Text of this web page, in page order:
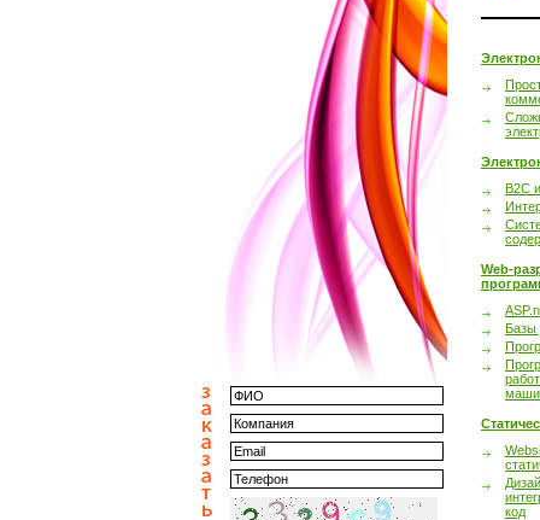
B2C
Web-
Базы
код